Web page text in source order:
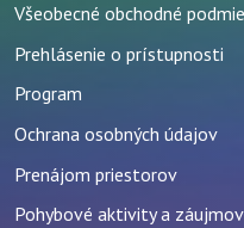
Všeobecné obchodné
Prehlásenie o prístupnosti
Program
Ochrana osobných údajov
Prenájom priestorov
Pohybové aktivity a